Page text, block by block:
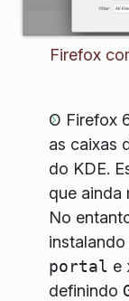
Firefox
O Firefox
as caixas
do KDE.
que ainda
No
portal e
definindo